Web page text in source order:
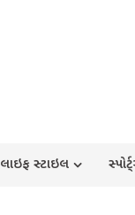
લાઇફ સ્ટાઇલ